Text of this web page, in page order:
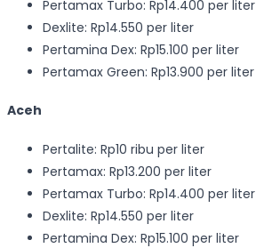
Pertamax Turbo: Rp14.400 per liter
Dexlite: Rp14.550 per liter
Pertamina Dex: Rp15.100 per liter
Pertamax Green: Rp13.900 per liter
Aceh
Pertalite: Rp10 ribu per liter
Pertamax: Rp13.200 per liter
Pertamax Turbo: Rp14.400 per liter
Dexlite: Rp14.550 per liter
Pertamina Dex: Rp15.100 per liter